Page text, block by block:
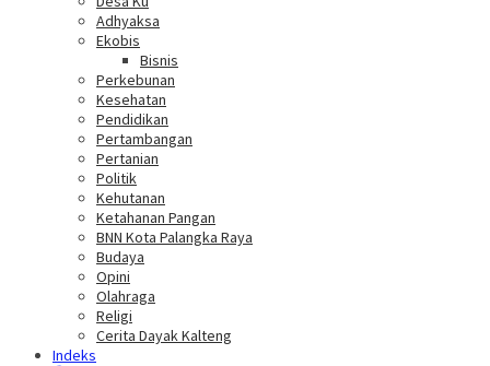
Adhyaksa
Ekobis
Bisnis
Perkebunan
Kesehatan
Pendidikan
Pertambangan
Pertanian
Politik
Kehutanan
Ketahanan Pangan
BNN Kota Palangka Raya
Budaya
Opini
Olahraga
Religi
Cerita Dayak Kalteng
Indeks